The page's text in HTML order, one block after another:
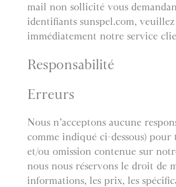
mail non sollicité vous
identifiants sunspel.com,
immédiatement notre service
Responsabilité
Erreurs
Nous n’acceptons aucune
comme indiqué ci-dessous)
et/ou omission contenue sur
nous nous réservons le droit de
informations, les prix, les